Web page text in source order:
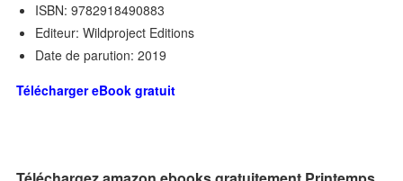
ISBN: 9782918490883
Editeur: Wildproject Editions
Date de parution: 2019
Télécharger eBook gratuit